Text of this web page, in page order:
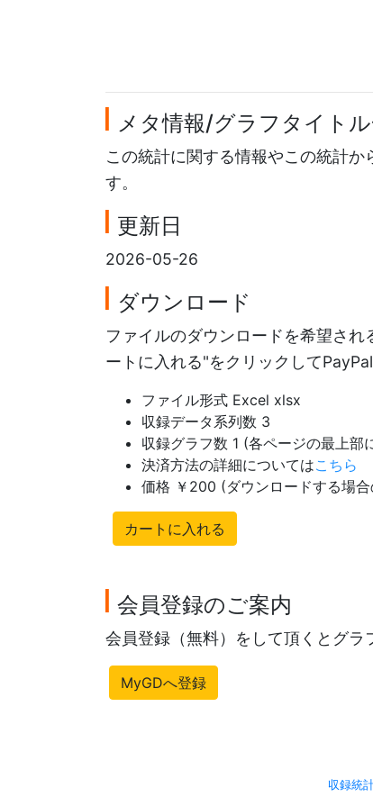
メタ情報/グラフタイト
この統計に関する情報やこの統計
す。
更新日
2026-05-26
ダウンロード
ファイルのダウンロードを希望さ
ートに入れる"をクリックして
ファイル形式 Excel xlsx
収録データ系列数 3
収録グラフ数 1 (各ページの最上部
決済方法の詳細についてはこちら
価格 ￥200 (ダウンロードする場合
カートに入れる
会員登録のご案内
会員登録（無料）をして頂くとグラ
MyGDへ登録
収録統